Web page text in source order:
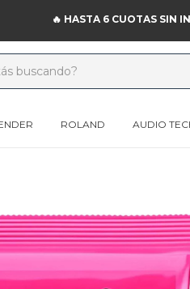
🔥 HASTA 6 CUOTAS SIN
ROLAND AUDIO